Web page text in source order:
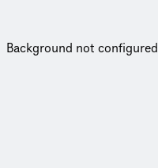
Background not configured